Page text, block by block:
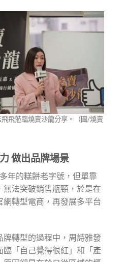
飛蒞臨燒賣沙龍分享。（圖/燒賣
做出品牌場景
年的糕餅老字號，但單靠
無法突破銷售瓶頸，於是在
轉型電商，再發展多平台
轉型的過程中，周詩雅發
「自己覺得很紅」和「產